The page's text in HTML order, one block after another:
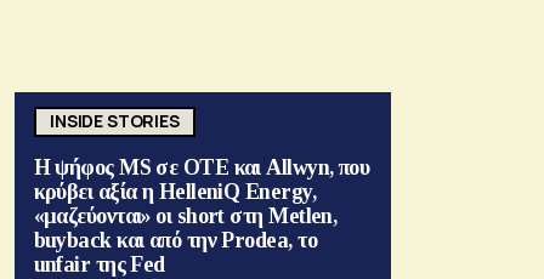
INSIDE STORIES
Η ψήφος MS σε ΟΤΕ και Allwyn, που
κρύβει αξία η HelleniQ Energy,
«μαζεύονται» οι short στη Metlen,
buyback και από την Prodea, το
unfair της Fed